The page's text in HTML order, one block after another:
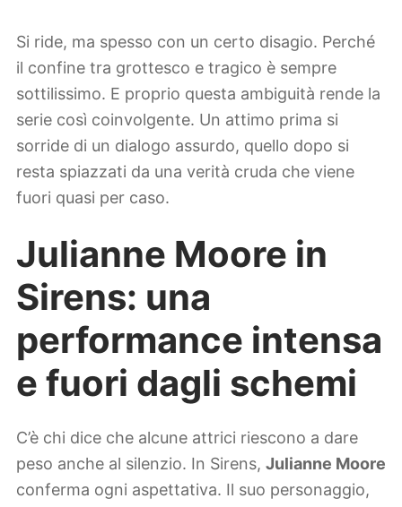
Si ride, ma spesso con un certo disagio. Perché
il confine tra grottesco e tragico è sempre
sottilissimo. E proprio questa ambiguità rende la
serie così coinvolgente. Un attimo prima si
sorride di un dialogo assurdo, quello dopo si
resta spiazzati da una verità cruda che viene
fuori quasi per caso.
Julianne Moore in
Sirens: una
performance intensa
e fuori dagli schemi
C’è chi dice che alcune attrici riescono a dare
peso anche al silenzio. In Sirens, Julianne Moore
conferma ogni aspettativa. Il suo personaggio,